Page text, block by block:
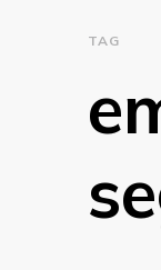
TAG